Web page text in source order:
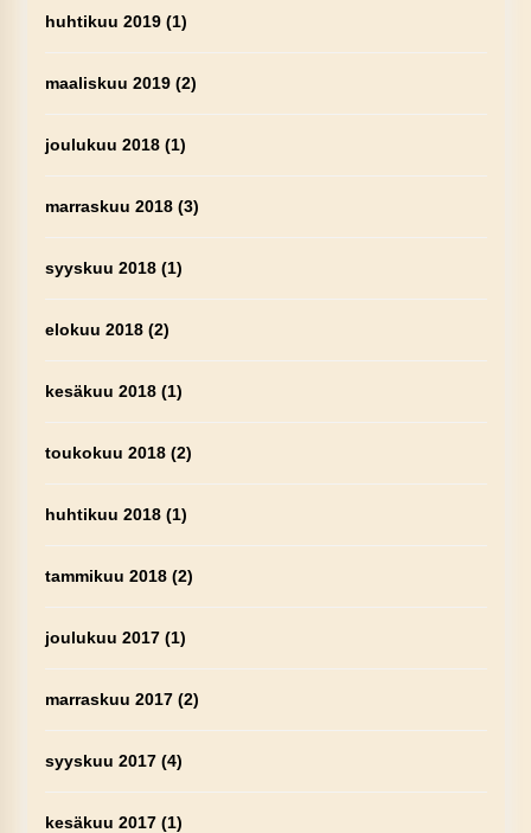
huhtikuu 2019(1)
maaliskuu 2019(2)
joulukuu 2018(1)
marraskuu 2018(3)
syyskuu 2018(1)
elokuu 2018(2)
kesäkuu 2018(1)
toukokuu 2018(2)
huhtikuu 2018(1)
tammikuu 2018(2)
joulukuu 2017(1)
marraskuu 2017(2)
syyskuu 2017(4)
kesäkuu 2017(1)